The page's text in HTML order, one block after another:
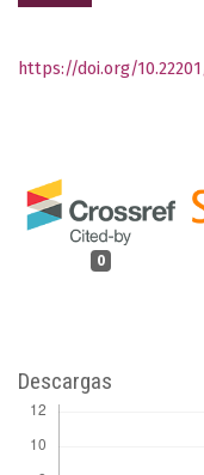
0
https://doi.org/
Descargas